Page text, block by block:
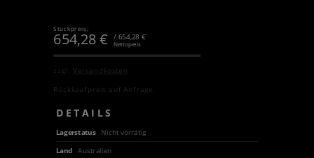
Stückpreis:
654,28€ / 654,28 €
Nettopreis
zzgl.Versandkosten
Rückkaufpreis auf Anfrage.
DETAILS
Lagerstatus
Nicht vorrätig
Land
Australien